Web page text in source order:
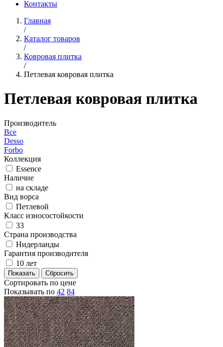
Контакты
Главная
/
Каталог товаров
/
Ковровая плитка
/
Петлевая ковровая плитка
Петлевая ковровая плитка
Производитель
Все
Desso
Forbo
Коллекция
Essence
Наличие
на складе
Вид ворса
Петлевой
Класс износостойкости
33
Страна производства
Нидерланды
Гарантия производителя
10 лет
Сортировать по цене
Показывать по 42 84